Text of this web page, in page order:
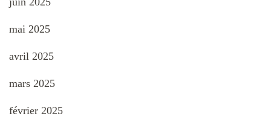
mai 2025
avril 2025
mars 2025
février 2025